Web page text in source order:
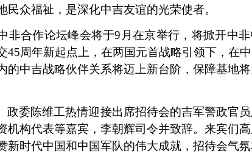
众福祉，是深化中吉友谊的光荣使者。
非合作论坛峰会将于9月在京举行，将掀开中
45周年新起点上，在两国元首战略引领下，在
的中吉战略伙伴关系将迈上新台阶，保障基地
政委陈维工热情迎接出席招待会的吉军警政官员
机构代表等嘉宾，李朝辉司令并致辞。来宾们
新时代中国和中国军队的伟大成就，招待会气氛